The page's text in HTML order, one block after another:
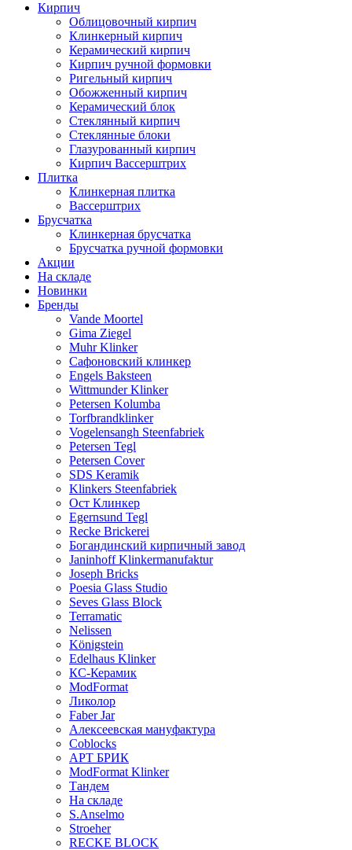
Кирпич
Облицовочный кирпич
Клинкерный кирпич
Керамический кирпич
Кирпич ручной формовки
Ригельный кирпич
Обожженный кирпич
Керамический блок
Стеклянный кирпич
Стеклянные блоки
Глазурованный кирпич
Кирпич Вассерштрих
Плитка
Клинкерная плитка
Вассерштрих
Брусчатка
Клинкерная брусчатка
Брусчатка ручной формовки
Акции
На складе
Новинки
Бренды
Vande Moortel
Gima Ziegel
Muhr Klinker
Сафоновский клинкер
Engels Baksteen
Wittmunder Klinker
Petersen Kolumba
Torfbrandklinker
Vogelensangh Steenfabriek
Petersen Tegl
Petersen Cover
SDS Keramik
Klinkers Steenfabriek
Ост Клинкер
Egernsund Tegl
Recke Brickerei
Богандинский кирпичный завод
Janinhoff Klinkermanufaktur
Joseph Bricks
Poesia Glass Studio
Seves Glass Block
Terramatic
Nelissen
Königstein
Edelhaus Klinker
КС-Керамик
ModFormat
Ликолор
Faber Jar
Алексеевская мануфактура
Coblocks
АРТ БРИК
ModFormat Klinker
Тандем
На складе
S.Anselmo
Stroeher
RECKE BLOCK